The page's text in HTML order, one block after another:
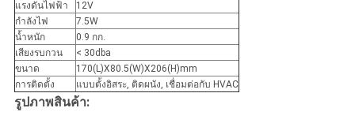
แรงดันไฟฟ้า
12V
กำลังไฟ
7.5W
น้ำหนัก
0.9 กก.
เสียงรบกวน
< 30dba
ขนาด
170(L)X80.5(W)X206(H)mm
การติดตั้ง
แบบตั้งอิสระ, ติดผนัง, เชื่อมต่อกับ HVAC
รูปภาพสินค้า: